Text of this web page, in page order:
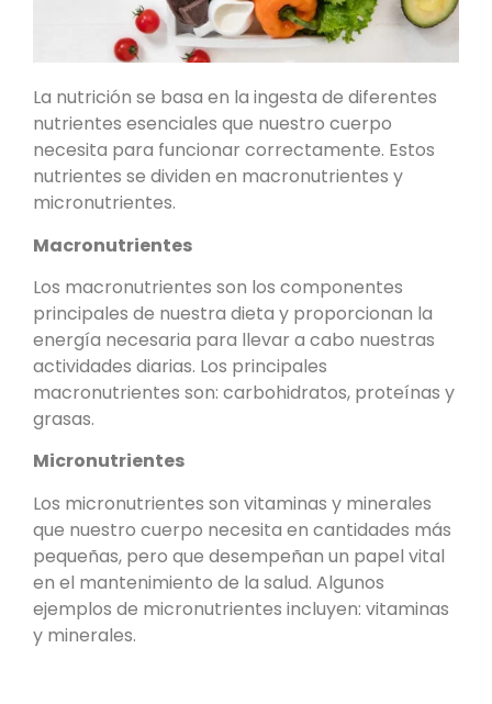
La nutrición se basa en la ingesta de diferentes
nutrientes esenciales que nuestro cuerpo
necesita para funcionar correctamente. Estos
nutrientes se dividen en macronutrientes y
micronutrientes.
Macronutrientes
Los macronutrientes son los componentes
principales de nuestra dieta y proporcionan la
energía necesaria para llevar a cabo nuestras
actividades diarias. Los principales
macronutrientes son: carbohidratos, proteínas y
grasas.
Micronutrientes
Los micronutrientes son vitaminas y minerales
que nuestro cuerpo necesita en cantidades más
pequeñas, pero que desempeñan un papel vital
en el mantenimiento de la salud. Algunos
ejemplos de micronutrientes incluyen: vitaminas
y minerales.